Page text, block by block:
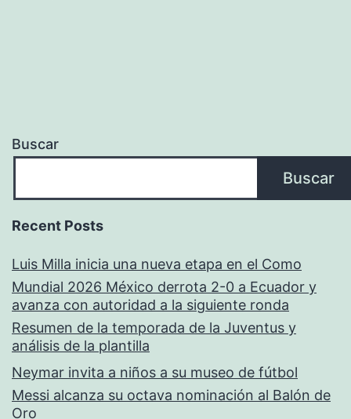
Buscar
Buscar
Recent Posts
Luis Milla inicia una nueva etapa en el Como
Mundial 2026 México derrota 2-0 a Ecuador y
avanza con autoridad a la siguiente ronda
Resumen de la temporada de la Juventus y
análisis de la plantilla
Neymar invita a niños a su museo de fútbol
Messi alcanza su octava nominación al Balón de
Oro